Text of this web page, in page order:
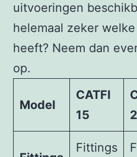
uitvoeringen
helemaal zeker
heeft? Neem dan
op.
Model
CATFI
15
Fittings